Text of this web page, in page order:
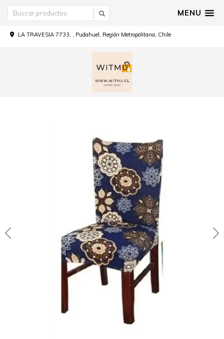
MENU
LA TRAVESIA 7733, , Pudahuel, Región Metropolitana, Chile